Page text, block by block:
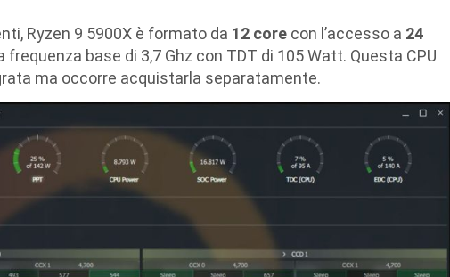
Ryzen 9 5900X è formato da 12 core con l’accesso a 24
frequenza base di 3,7 Ghz con TDT di 105 Watt. Questa CPU
ma occorre acquistarla separatamente.